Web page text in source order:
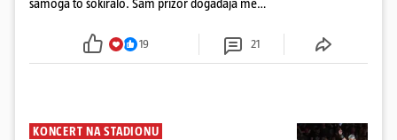
samoga to šokiralo. Sam prizor događaja me
19 21
KONCERT NA STADIONU